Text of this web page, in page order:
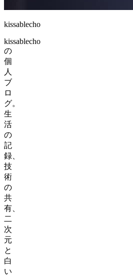
kissablecho
kissablecho
の
個
人
ブ
ロ
グ。
生
活
の
記
録、
技
術
の
共
有、
二
次
元
と
白
い